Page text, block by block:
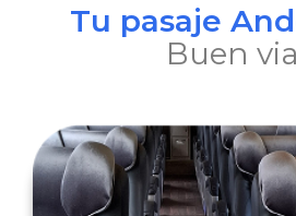
Tu pasaje
Buen